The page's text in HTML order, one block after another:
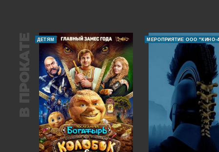
В ПРОКАТЕ ДЕТЯМ МЕРОПРИЯТИЕ ООО "КИНО-